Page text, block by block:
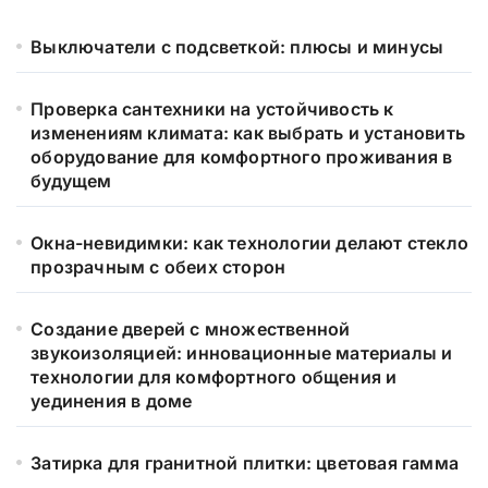
Выключатели с подсветкой: плюсы и минусы
Проверка сантехники на устойчивость к
изменениям климата: как выбрать и установить
оборудование для комфортного проживания в
будущем
Окна-невидимки: как технологии делают стекло
прозрачным с обеих сторон
Создание дверей с множественной
звукоизоляцией: инновационные материалы и
технологии для комфортного общения и
уединения в доме
Затирка для гранитной плитки: цветовая гамма